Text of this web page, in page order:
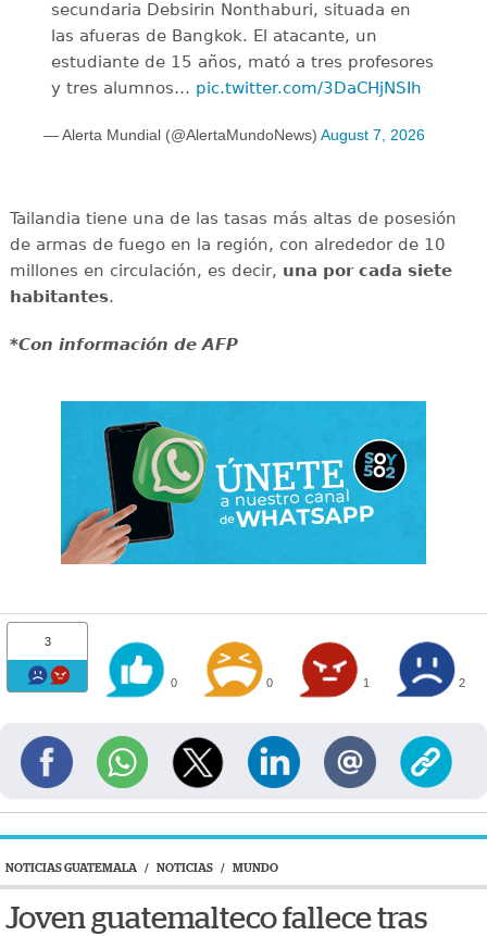
secundaria Debsirin Nonthaburi, situada en
las afueras de Bangkok. El atacante, un
estudiante de 15 años, mató a tres profesores
y tres alumnos… pic.twitter.com/3DaCHjNSIh
— Alerta Mundial (@AlertaMundoNews) August 7, 2026
Tailandia tiene una de las tasas más altas de posesión
de armas de fuego en la región, con alrededor de 10
millones en circulación, es decir, una por cada siete
habitantes.
*Con información de AFP
3
0 0 1 2
NOTICIAS GUATEMALA / NOTICIAS / MUNDO
Joven guatemalteco fallece tras